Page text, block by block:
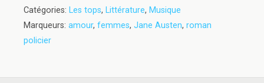
Catégories: Les tops, Littérature, Musique
Marqueurs: amour, femmes, Jane Austen, roman
policier